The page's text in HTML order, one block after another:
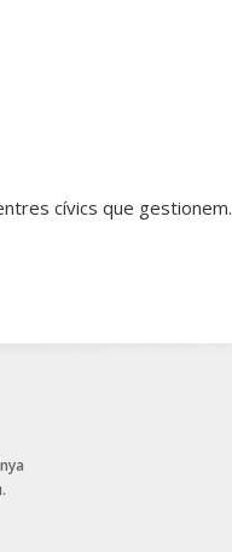
cívics que gestionem.